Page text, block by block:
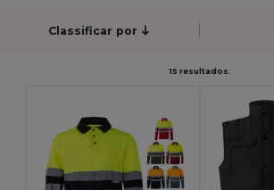
Classificar por
15 resultados.